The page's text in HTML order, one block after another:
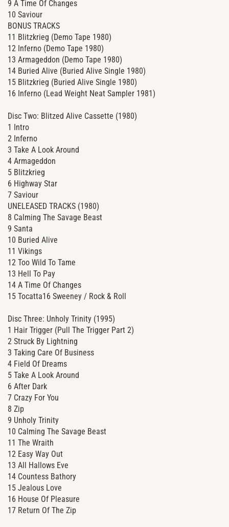
9 A Time Of Changes
10 Saviour
BONUS TRACKS
11 Blitzkrieg (Demo Tape 1980)
12 Inferno (Demo Tape 1980)
13 Armageddon (Demo Tape 1980)
14 Buried Alive (Buried Alive Single 1980)
15 Blitzkrieg (Buried Alive Single 1980)
16 Inferno (Lead Weight Neat Sampler 1981)
Disc Two: Blitzed Alive Cassette (1980)
1 Intro
2 Inferno
3 Take A Look Around
4 Armageddon
5 Blitzkrieg
6 Highway Star
7 Saviour
UNELEASED TRACKS (1980)
8 Calming The Savage Beast
9 Santa
10 Buried Alive
11 Vikings
12 Too Wild To Tame
13 Hell To Pay
14 A Time Of Changes
15 Tocatta16 Sweeney / Rock & Roll
Disc Three: Unholy Trinity (1995)
1 Hair Trigger (Pull The Trigger Part 2)
2 Struck By Lightning
3 Taking Care Of Business
4 Field Of Dreams
5 Take A Look Around
6 After Dark
7 Crazy For You
8 Zip
9 Unholy Trinity
10 Calming The Savage Beast
11 The Wraith
12 Easy Way Out
13 All Hallows Eve
14 Countess Bathory
15 Jealous Love
16 House Of Pleasure
17 Return Of The Zip